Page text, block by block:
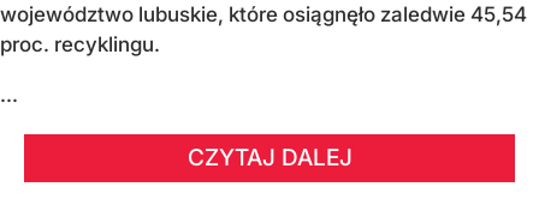
województwo lubuskie, które osiągnęło zaledwie 45,54
proc. recyklingu.
...
CZYTAJ DALEJ